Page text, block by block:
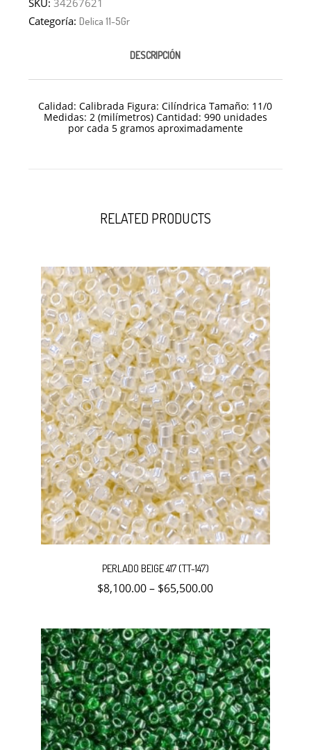
Categoría:Delica 11-5Gr
DESCRIPCIÓN
Calidad: Calibrada Figura: Cilíndrica Tamaño: 11/0
Medidas: 2 (milímetros) Cantidad: 990 unidades
por cada 5 gramos aproximadamente
RELATED PRODUCTS
Este
tiene
múltiples
variantes.
se
pueden
elegir
en
la
página
de
producto
PERLADO BEIGE 417 (TT-147)
$8,100.00– $65,500.00